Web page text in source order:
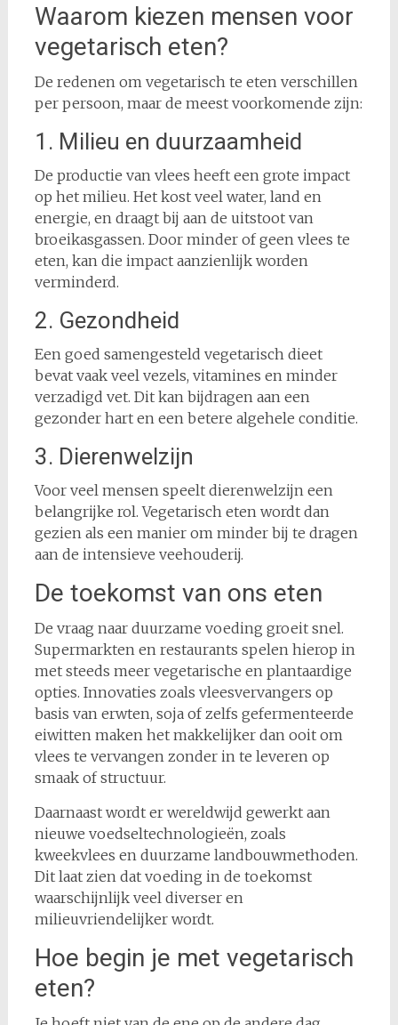
Waarom kiezen mensen voor
vegetarisch eten?
De redenen om vegetarisch te eten verschillen
per persoon, maar de meest voorkomende zijn:
1. Milieu en duurzaamheid
De productie van vlees heeft een grote impact
op het milieu. Het kost veel water, land en
energie, en draagt bij aan de uitstoot van
broeikasgassen. Door minder of geen vlees te
eten, kan die impact aanzienlijk worden
verminderd.
2. Gezondheid
Een goed samengesteld vegetarisch dieet
bevat vaak veel vezels, vitamines en minder
verzadigd vet. Dit kan bijdragen aan een
gezonder hart en een betere algehele conditie.
3. Dierenwelzijn
Voor veel mensen speelt dierenwelzijn een
belangrijke rol. Vegetarisch eten wordt dan
gezien als een manier om minder bij te dragen
aan de intensieve veehouderij.
De toekomst van ons eten
De vraag naar duurzame voeding groeit snel.
Supermarkten en restaurants spelen hierop in
met steeds meer vegetarische en plantaardige
opties. Innovaties zoals vleesvervangers op
basis van erwten, soja of zelfs gefermenteerde
eiwitten maken het makkelijker dan ooit om
vlees te vervangen zonder in te leveren op
smaak of structuur.
Daarnaast wordt er wereldwijd gewerkt aan
nieuwe voedseltechnologieën, zoals
kweekvlees en duurzame landbouwmethoden.
Dit laat zien dat voeding in de toekomst
waarschijnlijk veel diverser en
milieuvriendelijker wordt.
Hoe begin je met vegetarisch
eten?